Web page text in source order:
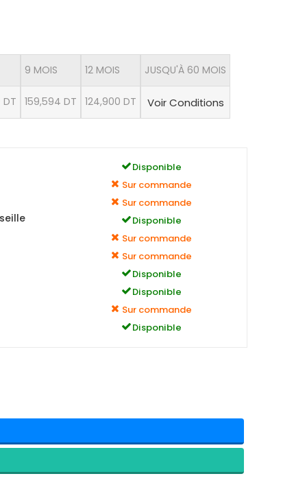
DT
9 MOIS
159,594 DT
12 MOIS
124,900 DT
JUSQU'À 60 MOIS
Voir Conditions
Disponible
Sur commande
Sur commande
Disponible
Sur commande
Sur commande
Disponible
Disponible
Sur commande
Disponible